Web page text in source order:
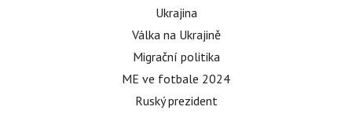
Ukrajina
Válka na Ukrajině
Migrační politika
ME ve fotbale 2024
Ruský prezident